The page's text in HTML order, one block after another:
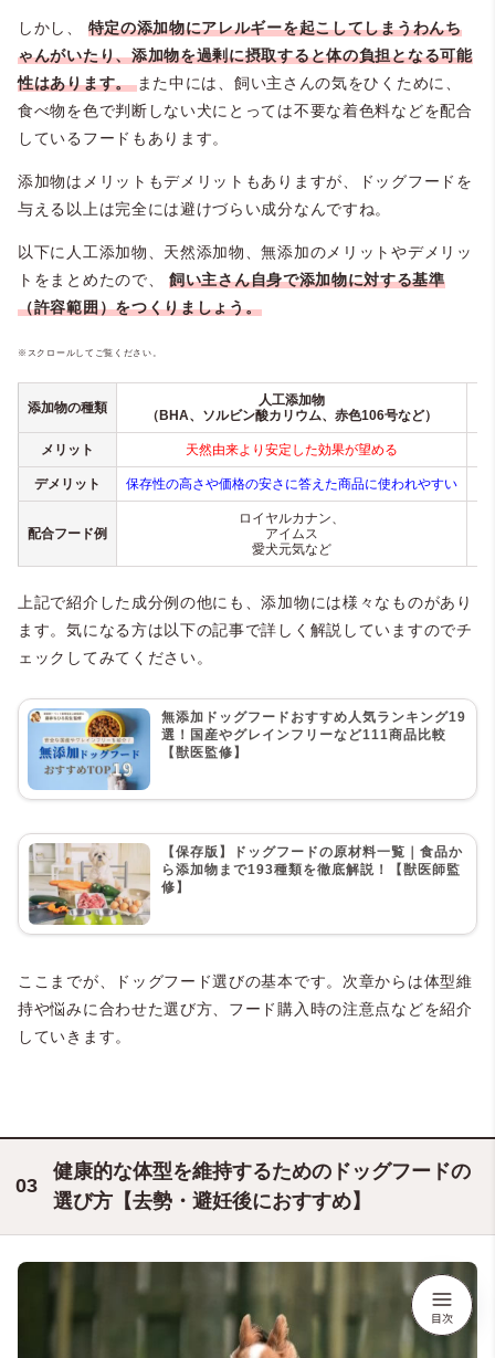
しかし、 特定の添加物にアレルギーを起こしてしまうわんち
ゃんがいたり、添加物を過剰に摂取すると体の負担となる可能
性はあります。また中には、飼い主さんの気をひくために、
食べ物を色で判断しない犬にとっては不要な着色料などを配合
しているフードもあります。
添加物はメリットもデメリットもありますが、ドッグフードを
与える以上は完全には避けづらい成分なんですね。
以下に人工添加物、天然添加物、無添加のメリットやデメリッ
トをまとめたので、 飼い主さん自身で添加物に対する基準
（許容範囲）をつくりましょう。
※スクロールしてご覧ください。
添加物の種類
人工添加物
（BHA、ソルビン酸カリウム、赤色106号など）
メリット 天然由来より安定した効果が望める
デメリット 保存性の高さや価格の安さに答えた商品に使われやすい
配合フード例
ロイヤルカナン、
アイムス
愛犬元気など
上記で紹介した成分例の他にも、添加物には様々なものがあり
ます。気になる方は以下の記事で詳しく解説していますのでチ
ェックしてみてください。
無添加ドッグフードおすすめ人気ランキング19
選！国産やグレインフリーなど111商品比較
【獣医監修】
【保存版】ドッグフードの原材料一覧｜食品か
ら添加物まで193種類を徹底解説！【獣医師監
修】
ここまでが、ドッグフード選びの基本です。次章からは体型維
持や悩みに合わせた選び方、フード購入時の注意点などを紹介
していきます。
健康的な体型を維持するためのドッグフードの
選び方【去勢・避妊後におすすめ】